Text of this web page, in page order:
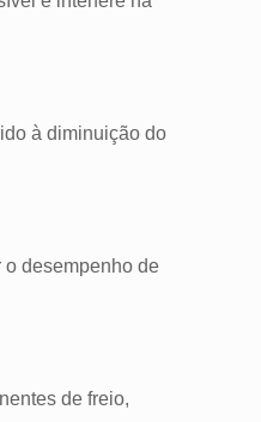
à diminuição do
o desempenho de
de freio,